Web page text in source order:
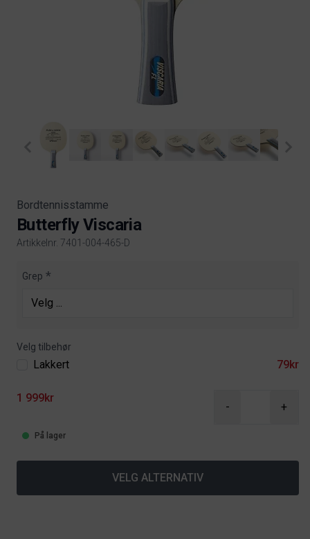
Bordtennisstamme
Butterfly Viscaria
Artikkelnr. 7401-004-465-D
Product information
Grep
Velg tilbehør
Lakkert 79kr
1 999kr
- +
På lager
VELG ALTERNATIV